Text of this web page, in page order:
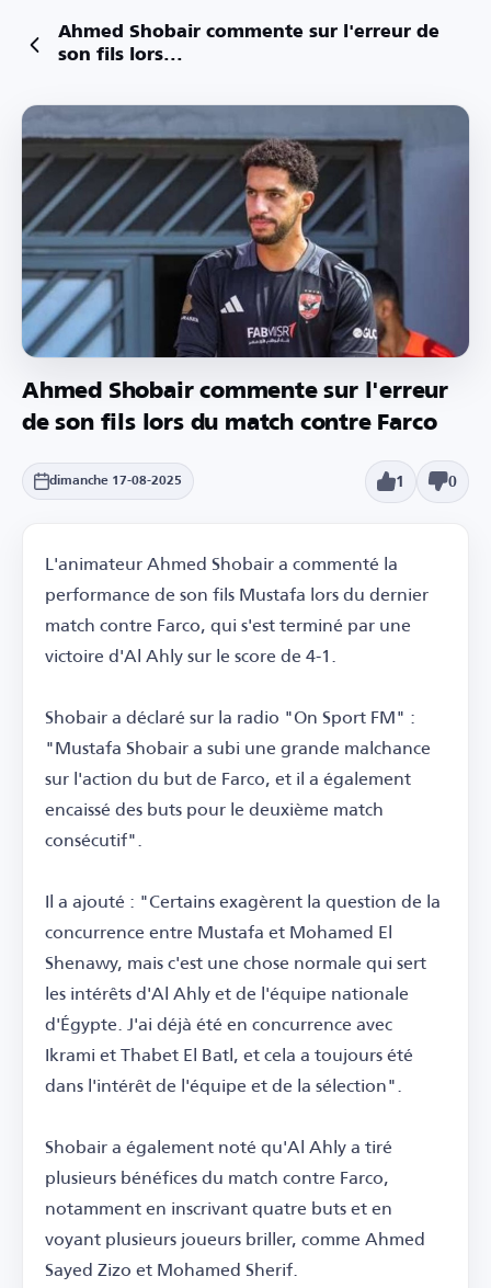
Ahmed Shobair commente sur l'erreur de
son fils lors...
Ahmed Shobair commente sur l'erreur
de son fils lors du match contre Farco
dimanche 17-08-2025 1 0
L'animateur Ahmed Shobair a commenté la
performance de son fils Mustafa lors du dernier
match contre Farco, qui s'est terminé par une
victoire d'Al Ahly sur le score de 4-1.
Shobair a déclaré sur la radio "On Sport FM" :
"Mustafa Shobair a subi une grande malchance
sur l'action du but de Farco, et il a également
encaissé des buts pour le deuxième match
consécutif".
Il a ajouté : "Certains exagèrent la question de la
concurrence entre Mustafa et Mohamed El
Shenawy, mais c'est une chose normale qui sert
les intérêts d'Al Ahly et de l'équipe nationale
d'Égypte. J'ai déjà été en concurrence avec
Ikrami et Thabet El Batl, et cela a toujours été
dans l'intérêt de l'équipe et de la sélection".
Shobair a également noté qu'Al Ahly a tiré
plusieurs bénéfices du match contre Farco,
notamment en inscrivant quatre buts et en
voyant plusieurs joueurs briller, comme Ahmed
Sayed Zizo et Mohamed Sherif.